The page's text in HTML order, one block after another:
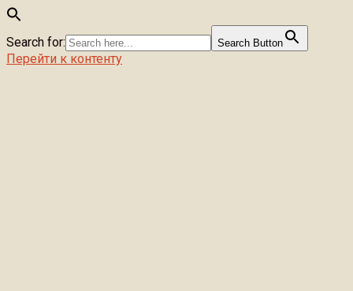
Search for: Search Button
Перейти к контенту